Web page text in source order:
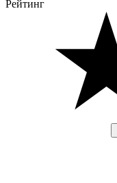
Рейтинг